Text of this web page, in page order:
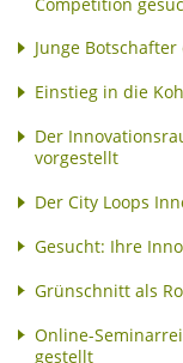
Junge
Einstieg in die
Der
vorgestellt
Der City Loops
Gesucht: Ihre
Grünschnitt als
Online-
gestellt